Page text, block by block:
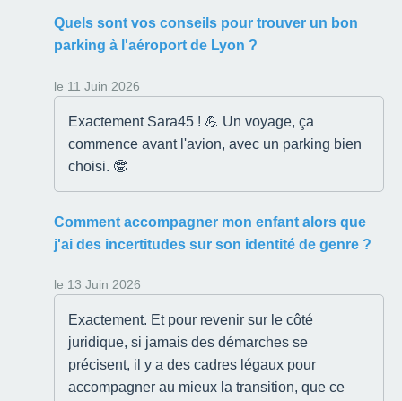
Quels sont vos conseils pour trouver un bon
parking à l'aéroport de Lyon ?
le 11 Juin 2026
Exactement Sara45 ! 💪 Un voyage, ça
commence avant l'avion, avec un parking bien
choisi. 🤓
Comment accompagner mon enfant alors que
j'ai des incertitudes sur son identité de genre ?
le 13 Juin 2026
Exactement. Et pour revenir sur le côté
juridique, si jamais des démarches se
précisent, il y a des cadres légaux pour
accompagner au mieux la transition, que ce